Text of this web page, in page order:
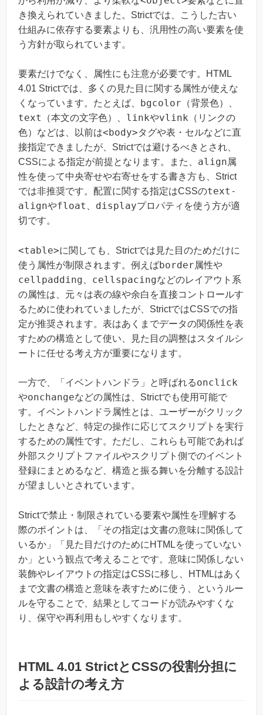
き換えられていきました。Strictでは、こうした古い
仕組みに依存する要素よりも、汎用性の高い要素を使
う方針が取られています。
要素だけでなく、属性にも注意が必要です。HTML
4.01 Strictでは、多くの見た目に関する属性が使えな
くなっています。たとえば、 bgcolor （背景色）、
text （本文の文字色）、 linkやvlink （リンクの
色）などは、以前は<body>タグや表・セルなどに直
接指定できましたが、Strictでは避けるべきとされ、
CSSによる指定が前提となります。また、 align属
性を使って中央寄せや右寄せをする書き方も、Strict
では非推奨です。配置に関する指定はCSSのtext-
alignやfloat displayプロパティを使う方が適
切です。
<table>に関しても、Strictでは見た目のためだけに
使う属性が制限されます。例えばborder属性や
cellpadding cellspacingなどのレイアウト系
の属性は、元々は表の線や余白を直接コントロールす
るために使われていましたが、StrictではCSSでの指
定が推奨されます。表はあくまでデータの関係性を表
すための構造として使い、見た目の調整はスタイルシ
ートに任せる考え方が重要になります。
一方で、「イベントハンドラ」と呼ばれるonclick
やonchangeなどの属性は、Strictでも使用可能で
す。イベントハンドラ属性とは、ユーザーがクリック
したときなど、特定の操作に応じてスクリプトを実行
するための属性です。ただし、これらも可能であれば
外部スクリプトファイルやスクリプト側でのイベント
登録にまとめるなど、構造と振る舞いを分離する設計
が望ましいとされています。
Strictで禁止・制限されている要素や属性を理解する
際のポイントは、「その指定は文書の意味に関係して
いるか」「見た目だけのためにHTMLを使っていない
か」という観点で考えることです。意味に関係しない
装飾やレイアウトの指定はCSSに移し、HTMLはあく
まで文書の構造と意味を表すために使う、というルー
ルを守ることで、結果としてコードが読みやすくな
り、保守や再利用もしやすくなります。
HTML 4.01 StrictとCSSの役割分担に
よる設計の考え方